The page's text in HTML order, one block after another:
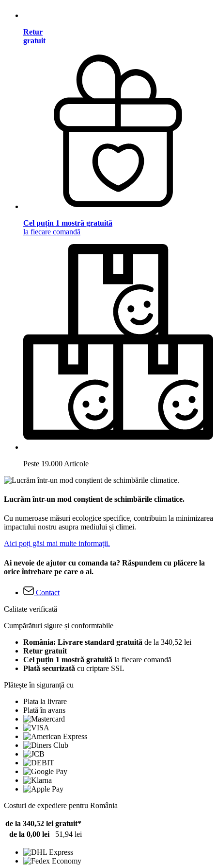
Retur
gratuit
Cel puțin 1 mostră gratuită
la fiecare comandă
Peste 19.000 Articole
Lucrăm într-un mod conștient de schimbările climatice.
Cu numeroase măsuri ecologice specifice, contribuim la minimizarea
impactului nostru asupra mediului și climei.
Aici poți găsi mai multe informații.
Ai nevoie de ajutor cu comanda ta? Răspundem cu plăcere la
orice întrebare pe care o ai.
Contact
Calitate verificată
Cumpărături sigure și conformtabile
România: Livrare standard gratuită de la 340,52 lei
Retur gratuit
Cel puțin 1 mostră gratuită la fiecare comandă
Plată securizată cu criptare SSL
Plătește în siguranță cu
Plata la livrare
Plată în avans
Costuri de expediere pentru România
de la 340,52 lei gratuit*
de la 0,00 lei
51,94 lei